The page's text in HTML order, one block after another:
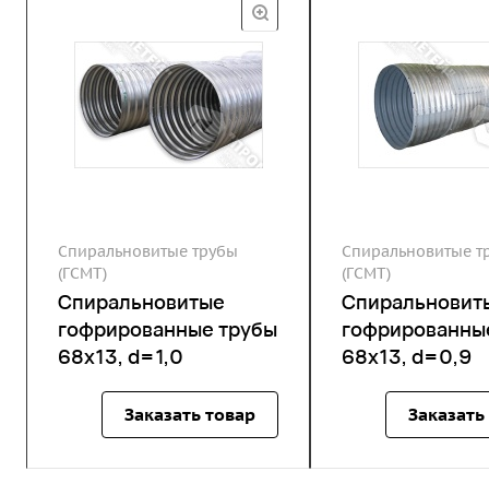
Спиральновитые трубы
(ГСМТ)
Спиральновитые
гофрированные трубы
68х13, d=1,0
Заказать товар
Спиральновитые
(ГСМТ)
68х13, d=0,9